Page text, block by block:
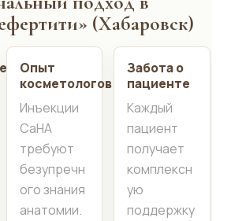
(Хабаровск)
Опыт
косметологов
Инъекции
СаНА
требуют
безупречн
ого знания
анатомии.
Забота о
пациенте
Каждый
пациент
получает
комплексн
ую
поддержку